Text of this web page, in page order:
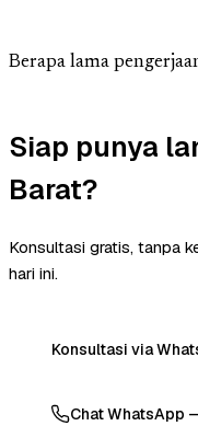
Berapa lama
Siap punya
Barat?
Konsultasi gratis, tanpa
hari ini.
Konsultasi via
Chat WhatsApp